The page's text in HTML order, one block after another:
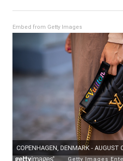
Embed from Getty Images